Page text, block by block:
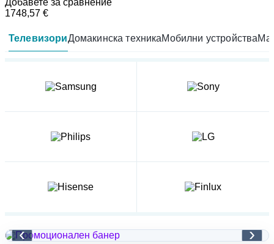
Добавете за сравнение
1748,57 €
ТелевизориДомакинска техникаМобилни устройства
‹ ›